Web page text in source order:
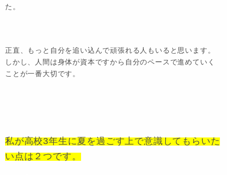
た。
正直、もっと自分を追い込んで頑張れる人もいると思います。
しかし、人間は身体が資本ですから自分のペースで進めていく
ことが一番大切です。
私が高校3年生に夏を過ごす上で意識してもらいた
い点は２つです。